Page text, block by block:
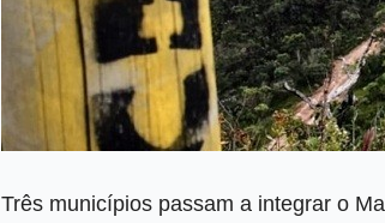
Três municípios passam a integrar o